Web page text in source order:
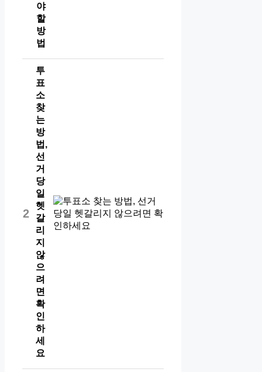
야
할
방
법
2
투
표
소
찾
는
방
법,
선
거
당
일
헷
갈
리
지
않
으
려
면
확
인
하
세
요